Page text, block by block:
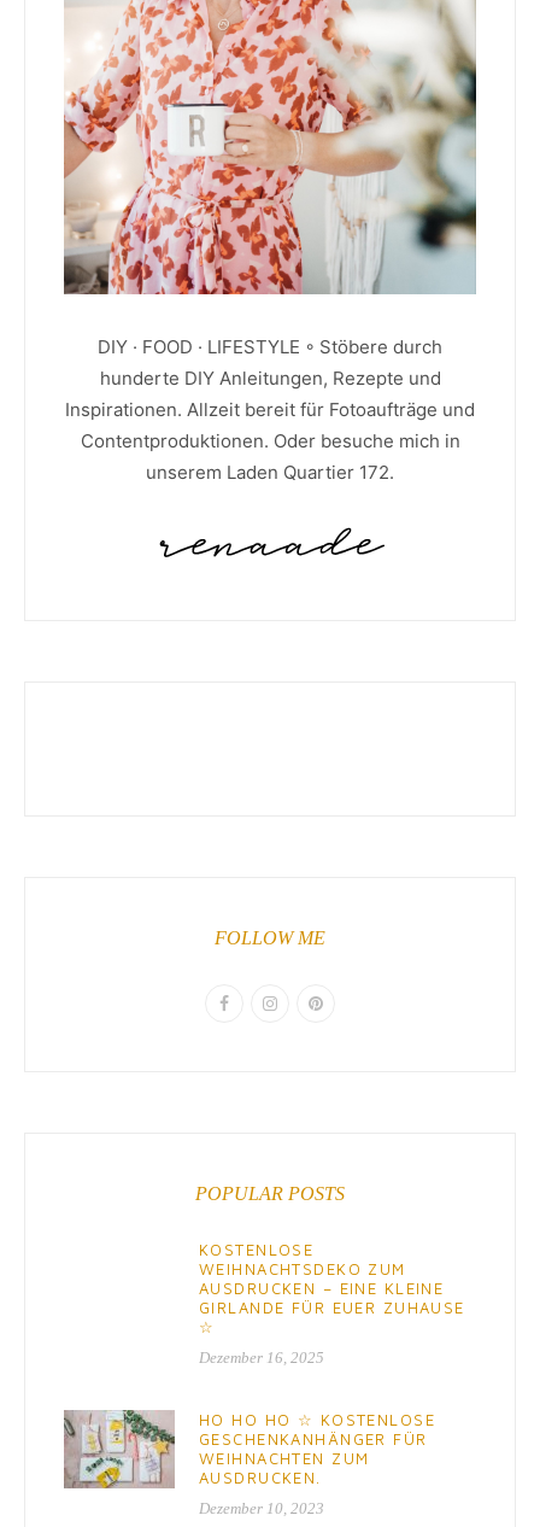
DIY · FOOD · LIFESTYLE ◦ Stöbere durch
hunderte DIY Anleitungen, Rezepte und
Inspirationen. Allzeit bereit für Fotoaufträge und
Contentproduktionen. Oder besuche mich in
unserem Laden Quartier 172.
FOLLOW ME
POPULAR POSTS
KOSTENLOSE
WEIHNACHTSDEKO ZUM
AUSDRUCKEN – EINE KLEINE
GIRLANDE FÜR EUER ZUHAUSE
☆
Dezember 16, 2025
HO HO HO ☆ KOSTENLOSE
GESCHENKANHÄNGER FÜR
WEIHNACHTEN ZUM
AUSDRUCKEN.
Dezember 10, 2023